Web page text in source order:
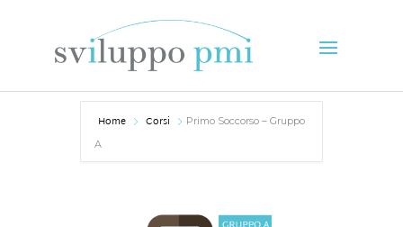
Home Corsi
Primo Soccorso – Gruppo
A